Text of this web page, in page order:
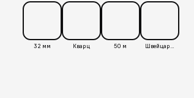
32 мм Кварц 50 м